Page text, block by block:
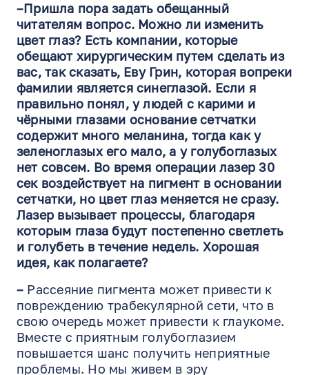
–Пришла пора задать обещанный
читателям вопрос. Можно ли изменить
цвет глаз? Есть компании, которые
обещают хирургическим путем сделать из
вас, так сказать, Еву Грин, которая вопреки
фамилии является синеглазой. Если я
правильно понял, у людей с карими и
чёрными глазами основание сетчатки
содержит много меланина, тогда как у
зеленоглазых его мало, а у голубоглазых
нет совсем. Во время операции лазер 30
сек воздействует на пигмент в основании
сетчатки, но цвет глаз меняется не сразу.
Лазер вызывает процессы, благодаря
которым глаза будут постепенно светлеть
и голубеть в течение недель. Хорошая
идея, как полагаете?
– Рассеяние пигмента может привести к
повреждению трабекулярной сети, что в
свою очередь может привести к глаукоме.
Вместе с приятным голубоглазием
повышается шанс получить неприятные
проблемы. Но мы живем в эру